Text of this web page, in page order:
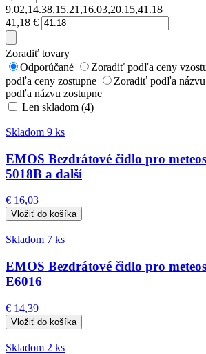
9.02,14.38,15.21,16.03,20.15,41.18
41,18 €
Zoradiť tovary
Odporúčané
Zoradiť podľa ceny
podľa ceny zostupne
Zoradiť podľa
podľa názvu zostupne
Len skladom (4)
Skladom 9 ks
EMOS Bezdrátové čidlo pro
5018B a další
€ 16,03
Skladom 7 ks
EMOS Bezdrátové čidlo pro
E6016
€ 14,39
Skladom 2 ks